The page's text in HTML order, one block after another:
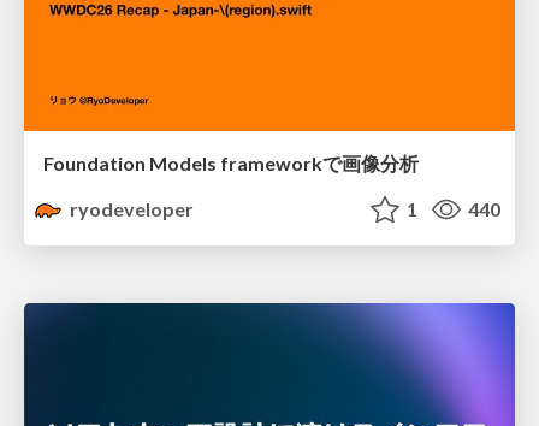
Foundation Models frameworkで画像分析
ryodeveloper
1 440